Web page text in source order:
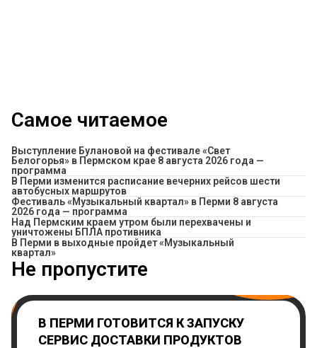
Самое читаемое
Выступление Булановой на фестивале «Свет
Белогорья» в Пермском крае 8 августа 2026 года —
программа
​В Перми изменится расписание вечерних рейсов шести
автобусных маршрутов
Фестиваль «Музыкальный квартал» в Перми 8 августа
2026 года — программа
Над Пермским краем утром были перехвачены и
уничтожены БПЛА противника
В Перми в выходные пройдет «Музыкальный
квартал»
Не пропустите
В ПЕРМИ ГОТОВИТСЯ К ЗАПУСКУ
СЕРВИС ДОСТАВКИ ПРОДУКТОВ